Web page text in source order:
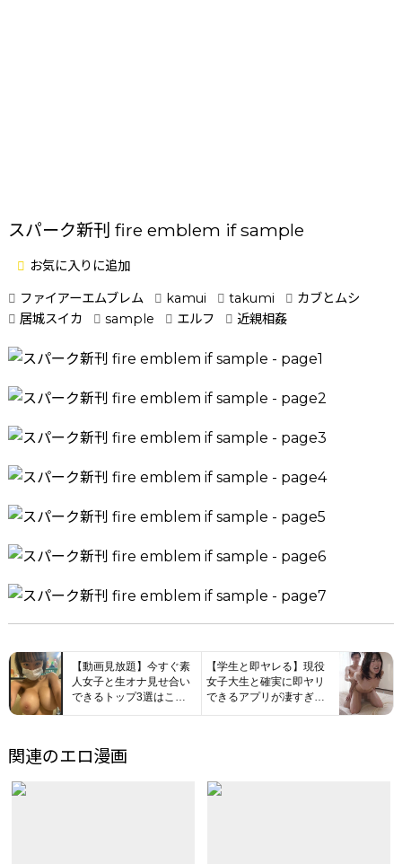
スパーク新刊 fire emblem if sample
お気に入りに追加
ファイアーエムブレム
kamui takumi
カブとムシ
居城スイカ
sample エルフ 近親相姦
【動画見放題】今すぐ素
人女子と生オナ見せ合い
できるトップ3選はこち
らｗｗｗ
【学生と即ヤレる】現役
女子大生と確実に即ヤリ
できるアプリが凄すぎた
関連のエロ漫画